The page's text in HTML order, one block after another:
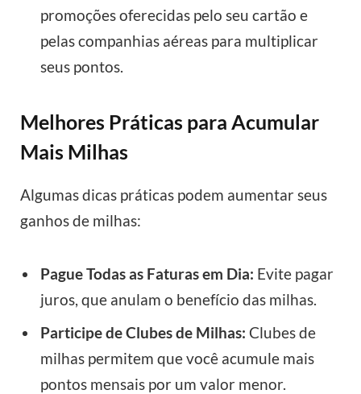
promoções oferecidas pelo seu cartão e
pelas companhias aéreas para multiplicar
seus pontos.
Melhores Práticas para Acumular
Mais Milhas
Algumas dicas práticas podem aumentar seus
ganhos de milhas:
Pague Todas as Faturas em Dia: Evite pagar
juros, que anulam o benefício das milhas.
Participe de Clubes de Milhas: Clubes de
milhas permitem que você acumule mais
pontos mensais por um valor menor.